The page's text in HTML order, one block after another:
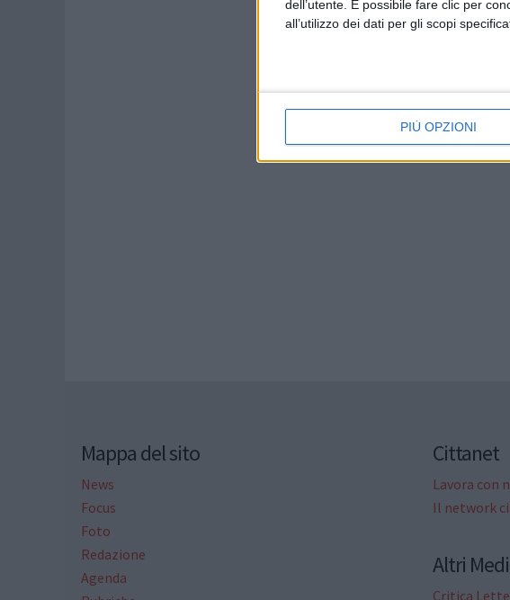
dell’utente. È possibile fare clic per
all’utilizzo dei dati per gli scopi
PIÙ OPZIONI
Mappa del sito
News
Focus
Foto
Redazione
Agenda
Cittanet
Lavora con
Il network
Altri
Critica